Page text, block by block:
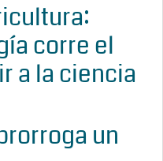
corre el
a la ciencia
un